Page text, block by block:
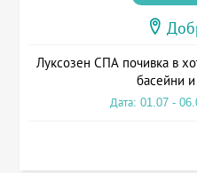
Луксозен СПА почивка в
басейни
Дата: 01.07 -